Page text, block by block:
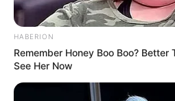
Ausflugs- oder Freizeittipp
Kyffhäuserkreis eintragen:
HABERION
Remember Honey Boo Boo? Better
See Her Now